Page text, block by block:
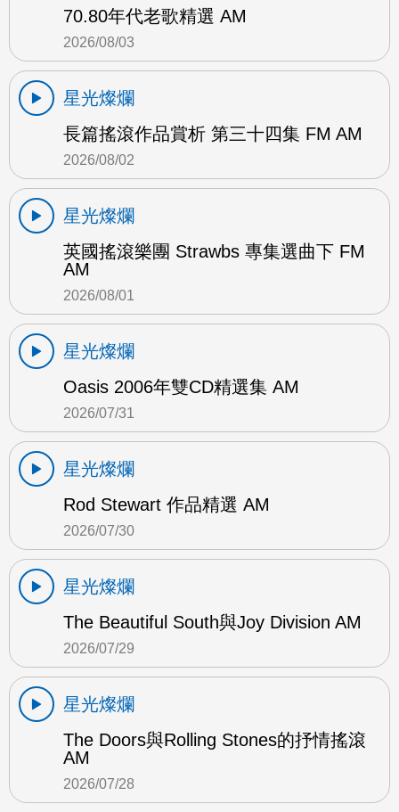
70.80年代老歌精選 AM
2026/08/03
星光燦爛
長篇搖滾作品賞析 第三十四集 FM AM
2026/08/02
星光燦爛
英國搖滾樂團 Strawbs 專集選曲下 FM
AM
2026/08/01
星光燦爛
Oasis 2006年雙CD精選集 AM
2026/07/31
星光燦爛
Rod Stewart 作品精選 AM
2026/07/30
星光燦爛
The Beautiful South與Joy Division AM
2026/07/29
星光燦爛
The Doors與Rolling Stones的抒情搖滾
AM
2026/07/28